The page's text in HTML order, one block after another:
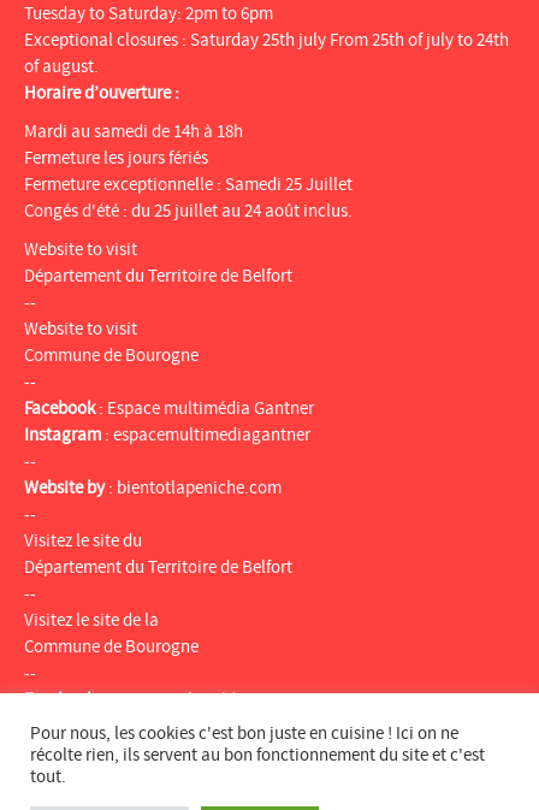
Tuesday to Saturday: 2pm to 6pm
Exceptional closures : Saturday 25th july From 25th of july to 24th
of august.
Horaire d’ouverture :
Mardi au samedi de 14h à 18h
Fermeture les jours fériés
Fermeture exceptionnelle : Samedi 25 Juillet
Congés d'été : du 25 juillet au 24 août inclus.
Website to visit
Département du Territoire de Belfort
--
Website to visit
Commune de Bourogne
--
Facebook: Espace multimédia Gantner
Instagram : espacemultimediagantner
--
Website by: bientotlapeniche.com
--
Visitez le site du
Département du Territoire de Belfort
--
Visitez le site de la
Commune de Bourogne
--
Facebook:Espace multimédia Gantner
Instagram: espacemultimediagantner
--
Website
--
Pour nous, les cookies c'est bon juste en cuisine ! Ici on ne
récolte rien, ils servent au bon fonctionnement du site et c'est
tout.